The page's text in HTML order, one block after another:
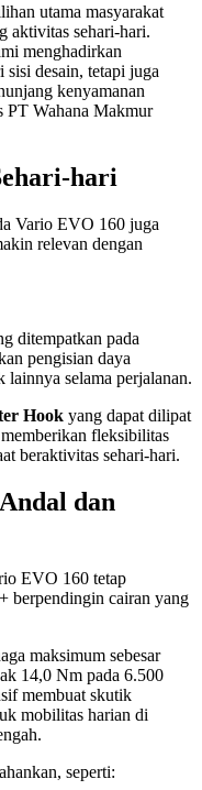
utama masyarakat
aktivitas sehari-hari.
menghadirkan
desain, tetapi juga
kenyamanan
PT Wahana Makmur
hari
Vario EVO 160 juga
relevan dengan
ditempatkan pada
pengisian daya
lainnya selama perjalanan.
Hook yang dapat dilipat
fleksibilitas
beraktivitas sehari-hari.
dan
EVO 160 tetap
berpendingin cairan yang
maksimum sebesar
14,0 Nm pada 6.500
membuat skutik
mobilitas harian di
seperti: